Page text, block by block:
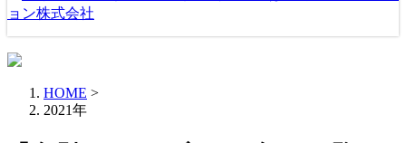
HOME >
2021年